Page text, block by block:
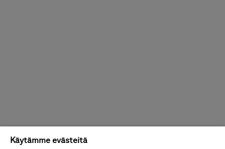
Käytämme evästeitä